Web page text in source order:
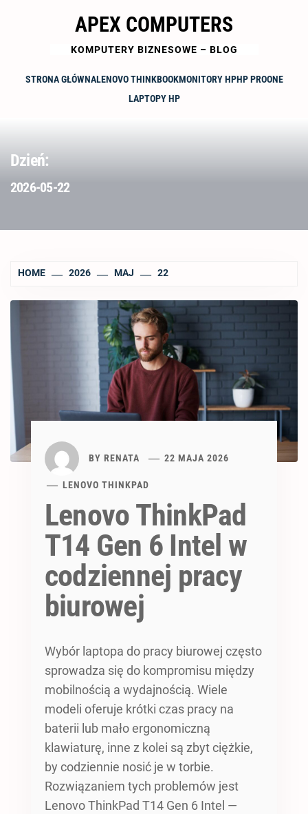
APEX COMPUTERS
KOMPUTERY BIZNESOWE – BLOG
STRONA GŁÓWNALENOVO THINKBOOKMONITORY HPHP PROONE
LAPTOPY HP
Dzień:
2026-05-22
HOME 2026 MAJ 22
BY RENATA 22 MAJA 2026
LENOVO THINKPAD
Lenovo ThinkPad
T14 Gen 6 Intel w
codziennej pracy
biurowej
Wybór laptopa do pracy biurowej często
sprowadza się do kompromisu między
mobilnością a wydajnością. Wiele
modeli oferuje krótki czas pracy na
baterii lub mało ergonomiczną
klawiaturę, inne z kolei są zbyt ciężkie,
by codziennie nosić je w torbie.
Rozwiązaniem tych problemów jest
Lenovo ThinkPad T14 Gen 6 Intel —